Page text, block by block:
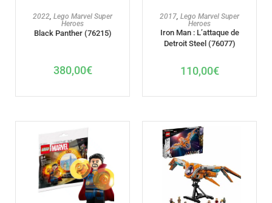
AJOUTER AU PANIER
2022, Lego Marvel Super
Heroes
Black Panther (76215)
380,00€
AJOUTER AU PANIER
2017, Lego Marvel Super
Heroes
Iron Man : L’attaque de
Detroit Steel (76077)
110,00€